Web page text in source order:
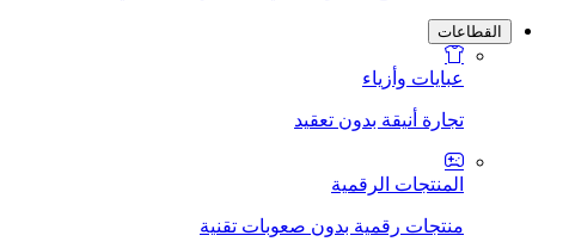
القطاعات
عبايات وأزياء
تجارة أنيقة بدون تعقيد
المنتجات الرقمية
منتجات رقمية بدون صعوبات تقنية